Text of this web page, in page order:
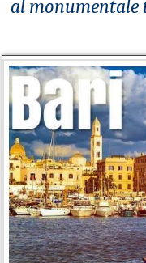
al monumentale